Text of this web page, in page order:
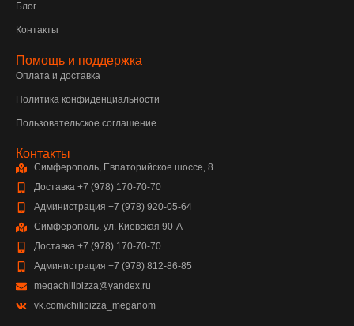
Блог
Контакты
Помощь и поддержка
Оплата и доставка
Политика конфиденциальности
Пользовательское соглашение
Контакты
Симферополь, Евпаторийское шоссе, 8
Доставка +7 (978) 170-70-70
Администрация +7 (978) 920-05-64
Симферополь, ул. Киевская 90-А
Доставка +7 (978) 170-70-70
Администрация +7 (978) 812-86-85
megachilipizza@yandex.ru
vk.com/chilipizza_meganom